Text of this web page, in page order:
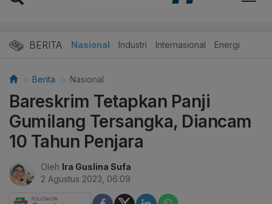
BERITA Nasional Industri Internasional Energi
Berita Nasional
Bareskrim Tetapkan Panji
Gumilang Tersangka, Diancam
10 Tahun Penjara
Oleh Ira Guslina Sufa
2 Agustus 2023, 06:09